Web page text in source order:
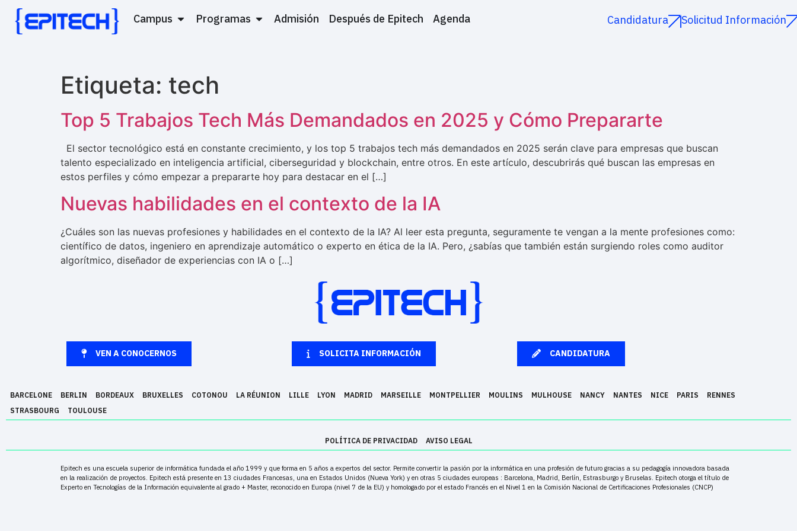
Campus Programas Admisión Después de Epitech Agenda Candidatura Solicitud Información
Etiqueta: tech
Top 5 Trabajos Tech Más Demandados en 2025 y Cómo Prepararte
El sector tecnológico está en constante crecimiento, y los top 5 trabajos tech más demandados en 2025 serán clave para empresas que buscan
talento especializado en inteligencia artificial, ciberseguridad y blockchain, entre otros. En este artículo, descubrirás qué buscan las empresas en
estos perfiles y cómo empezar a prepararte hoy para destacar en el […]
Nuevas habilidades en el contexto de la IA
¿Cuáles son las nuevas profesiones y habilidades en el contexto de la IA? Al leer esta pregunta, seguramente te vengan a la mente profesiones como:
científico de datos, ingeniero en aprendizaje automático o experto en ética de la IA. Pero, ¿sabías que también están surgiendo roles como auditor
algorítmico, diseñador de experiencias con IA o […]
VEN A CONOCERNOS SOLICITA INFORMACIÓN CANDIDATURA
BARCELONE BERLIN BORDEAUX BRUXELLES COTONOU LA RÉUNION LILLE LYON MADRID MARSEILLE MONTPELLIER MOULINS MULHOUSE NANCY NANTES NICE PARIS
RENNES
STRASBOURG
TOULOUSE
POLÍTICA DE PRIVACIDAD AVISO LEGAL
Epitech es una escuela superior de informática fundada el año 1999 y que forma en 5 años a expertos del sector. Permite convertir la pasión por la informática en una profesión de futuro gracias a su pedagogía innovadora basada
en la realización de proyectos. Epitech está presente en 13 ciudades Francesas, una en Estados Unidos (Nueva York) y en otras 5 ciudades europeas : Barcelona, Madrid, Berlín, Estrasburgo y Bruselas. Epitech otorga el título de
Experto en Tecnologías de la Información equivalente al grado + Master, reconocido en Europa (nivel 7 de la EU) y homologado por el estado Francés en el Nivel 1 en la Comisión Nacional de Certificaciones Profesionales (CNCP)